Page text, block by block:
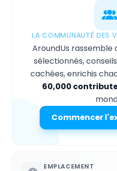
LA COMMUNAUTÉ DES
AroundUs rassemble
sélectionnés,
cachées, enrichis
60,000
Commencer
EMPLACEMENT